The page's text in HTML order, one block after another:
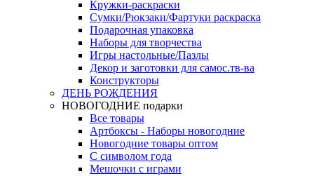
Кружки-раскраски
Сумки/Рюкзаки/Фартуки раскраска
Подарочная упаковка
Наборы для творчества
Игры настольные/Пазлы
Декор и заготовки для самос.тв-ва
Конструкторы
ДЕНЬ РОЖДЕНИЯ
НОВОГОДНИЕ подарки
Все товары
Артбоксы - Наборы новогодние
Новогодние товары оптом
С символом года
Мешочки с играми